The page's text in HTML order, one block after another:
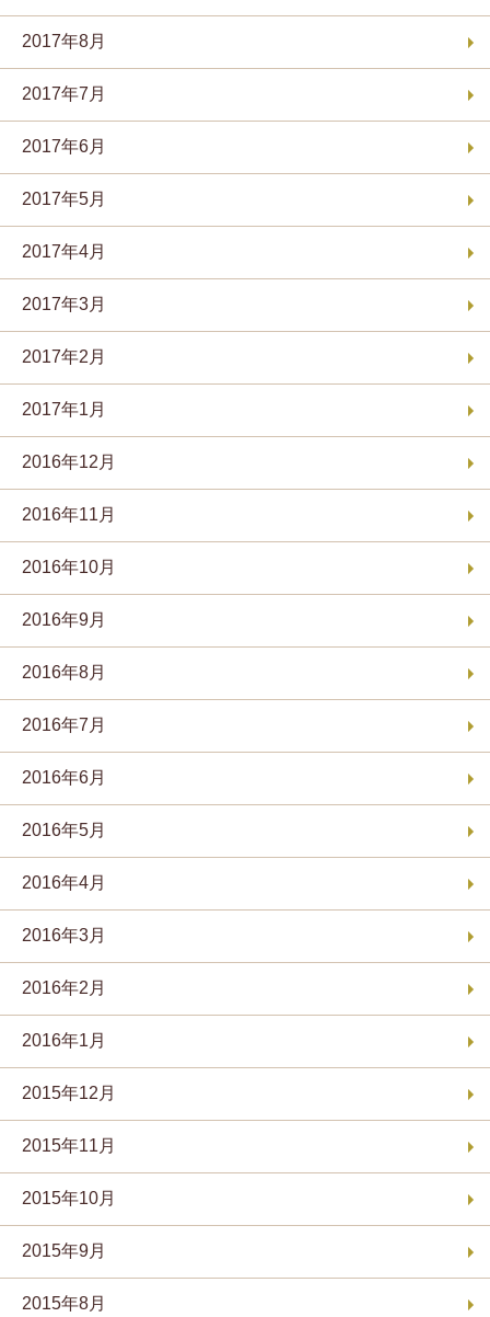
2017年8月
2017年7月
2017年6月
2017年5月
2017年4月
2017年3月
2017年2月
2017年1月
2016年12月
2016年11月
2016年10月
2016年9月
2016年8月
2016年7月
2016年6月
2016年5月
2016年4月
2016年3月
2016年2月
2016年1月
2015年12月
2015年11月
2015年10月
2015年9月
2015年8月